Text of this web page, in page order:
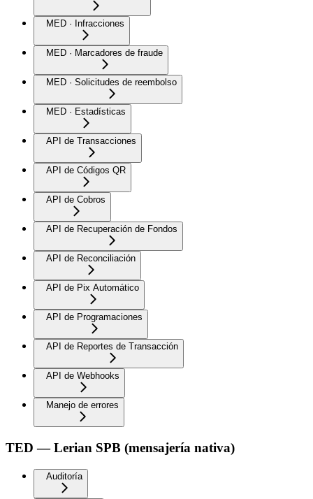
MED · Infracciones
MED · Marcadores de fraude
MED · Solicitudes de reembolso
MED · Estadísticas
API de Transacciones
API de Códigos QR
API de Cobros
API de Recuperación de Fondos
API de Reconciliación
API de Pix Automático
API de Programaciones
API de Reportes de Transacción
API de Webhooks
Manejo de errores
TED — Lerian SPB (mensajería nativa)
Auditoría